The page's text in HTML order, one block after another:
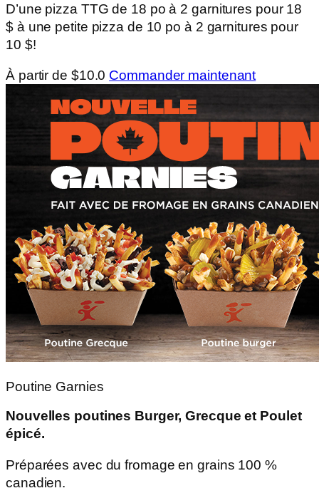
D’une pizza TTG de 18 po à 2 garnitures pour 18
$ à une petite pizza de 10 po à 2 garnitures pour
10 $!
À partir de $10.0 Commander maintenant
Poutine Garnies
Nouvelles poutines Burger, Grecque et Poulet
épicé.
Préparées avec du fromage en grains 100 %
canadien.